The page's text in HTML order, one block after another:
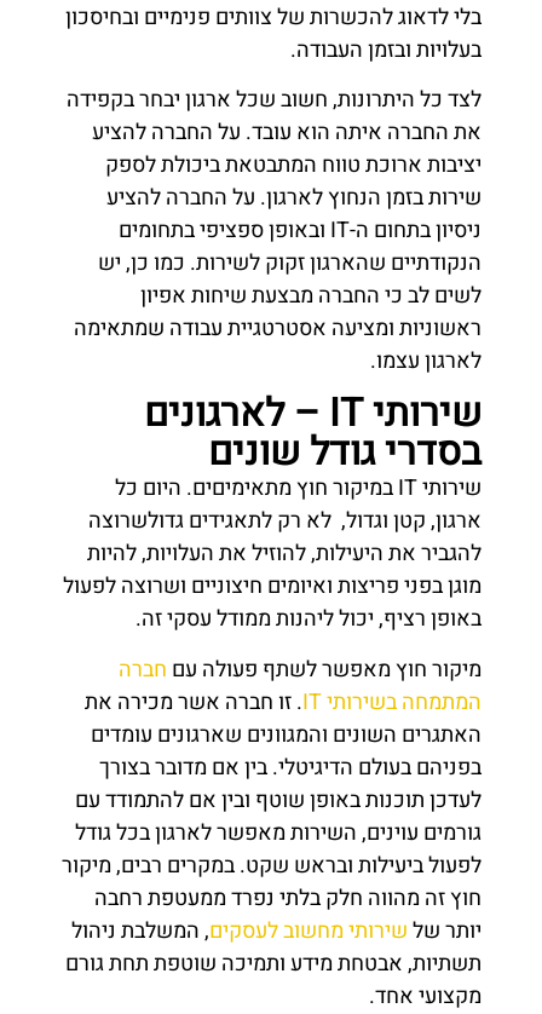
בלי לדאוג להכשרות של צוותים פנימיים ובחיסכון
בעלויות ובזמן העבודה.
לצד כל היתרונות, חשוב שכל ארגון יבחר בקפידה
את החברה איתה הוא עובד. על החברה להציע
יציבות ארוכת טווח המתבטאת ביכולת לספק
שירות בזמן הנחוץ לארגון. על החברה להציע
ניסיון בתחום ה-IT ובאופן ספציפי בתחומים
הנקודתיים שהארגון זקוק לשירות. כמו כן, יש
לשים לב כי החברה מבצעת שיחות אפיון
ראשוניות ומציעה אסטרטגיית עבודה שמתאימה
לארגון עצמו.
שירותי IT – לארגונים
בסדרי גודל שונים
שירותי IT במיקור חוץ מתאימיםים. היום כל
ארגון, קטן וגדול, לא רק לתאגידים גדולשרוצה
להגביר את היעילות, להוזיל את העלויות, להיות
מוגן בפני פריצות ואיומים חיצוניים ושרוצה לפעול
באופן רציף, יכול ליהנות ממודל עסקי זה.
מיקור חוץ מאפשר לשתף פעולה עם חברה
המתמחה בשירותי IT
. זו חברה אשר מכירה את
האתגרים השונים והמגוונים שארגונים עומדים
בפניהם בעולם הדיגיטלי. בין אם מדובר בצורך
לעדכן תוכנות באופן שוטף ובין אם להתמודד עם
גורמים עוינים, השירות מאפשר לארגון בכל גודל
לפעול ביעילות ובראש שקט. במקרים רבים, מיקור
חוץ זה מהווה חלק בלתי נפרד ממעטפת רחבה
יותר שלשירותי מחשוב לעסקים, המשלבת ניהול
תשתיות, אבטחת מידע ותמיכה שוטפת תחת גורם
מקצועי אחד.